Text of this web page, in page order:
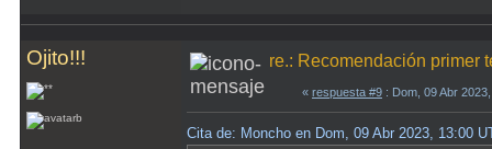
Ojito!!! re.: Recomendación primer
« respuesta #9 : Dom, 09 Abr
Cita de: Moncho en Dom, 09 Abr 2023, 13:00